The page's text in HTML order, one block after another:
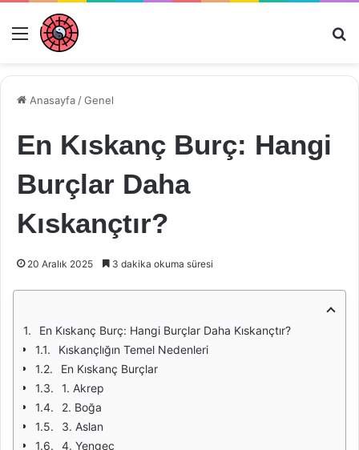
Menü
Anasayfa /Genel
En Kıskanç Burç: Hangi
Burçlar Daha
Kıskançtır?
20 Aralık 2025 3 dakika okuma süresi
En Kıskanç Burç: Hangi Burçlar Daha Kıskançtır?
Kıskançlığın Temel Nedenleri
En Kıskanç Burçlar
1. Akrep
2. Boğa
3. Aslan
4. Yengeç